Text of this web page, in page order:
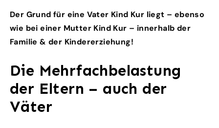
Der Grund für eine Vater Kind Kur liegt – ebenso
wie bei einer Mutter Kind Kur – innerhalb der
Familie & der Kindererziehung!
Die Mehrfachbelastung
der Eltern – auch der
Väter